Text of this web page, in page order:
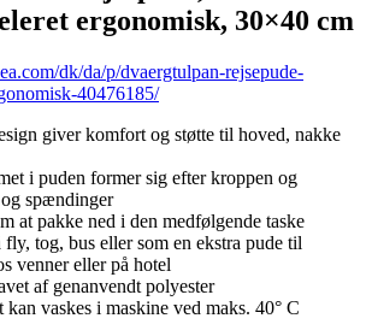
ergonomisk, 30×40 cm
dk/da/p/dvaergtulpan-rejsepude-
40476185/
giver komfort og støtte til hoved, nakke
i puden former sig efter kroppen og
spændinger
at pakke ned i den medfølgende taske
fly, tog, bus eller som en ekstra pude til
venner eller på hotel
af genanvendt polyester
vaskes i maskine ved maks. 40° C